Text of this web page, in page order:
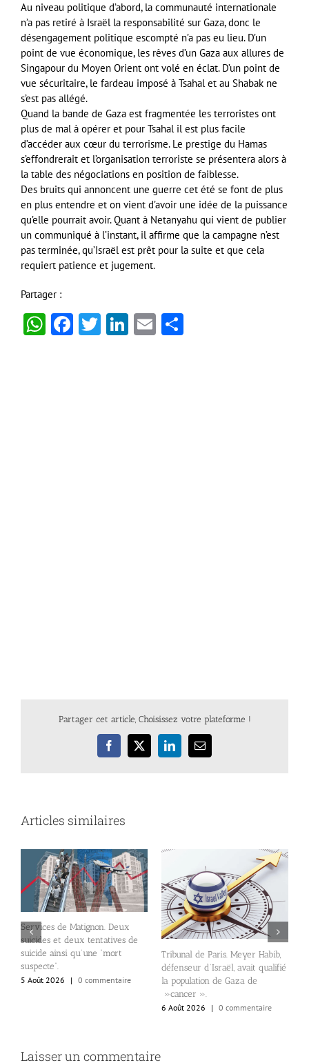
Au niveau politique d’abord, la communauté internationale
n’a pas retiré à Israël la responsabilité sur Gaza, donc le
désengagement politique escompté n’a pas eu lieu. D’un
point de vue économique, les rêves d’un Gaza aux allures de
Singapour du Moyen Orient ont volé en éclat. D’un point de
vue sécuritaire, le fardeau imposé à Tsahal et au Shabak ne
s’est pas allégé.
Quand la bande de Gaza est fragmentée les terroristes ont
plus de mal à opérer et pour Tsahal il est plus facile
d’accéder aux cœur du terrorisme. Le prestige du Hamas
s’effondrerait et l’organisation terroriste se présentera alors à
la table des négociations en position de faiblesse.
Des bruits qui annoncent une guerre cet été se font de plus
en plus entendre et on vient d’avoir une idée de la puissance
qu’elle pourrait avoir. Quant à Netanyahu qui vient de publier
un communiqué à l’instant, il affirme que la campagne n’est
pas terminée, qu’Israël est prêt pour la suite et que cela
requiert patience et jugement.
Partager :
WhatsApp
Facebook
Twitter
LinkedIn
Email
Partager cet article, Choisissez votre plateforme !
Facebook
X LinkedInEmail
Articles similaires
Services de Matignon. Deux
suicides et deux tentatives de
suicide ainsi qu’une “mort
suspecte”.
5 Août 2026
| 0 commentaire
Tribunal de Paris. Meyer Habib,
défenseur d’Israël, avait qualifié
la population de Gaza de
»cancer ».
6 Août 2026
| 0 commentaire
Laisser un commentaire